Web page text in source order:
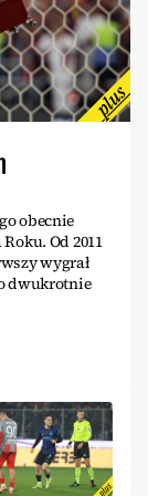
obecnie
Od 2011
wygrał
dwukrotnie